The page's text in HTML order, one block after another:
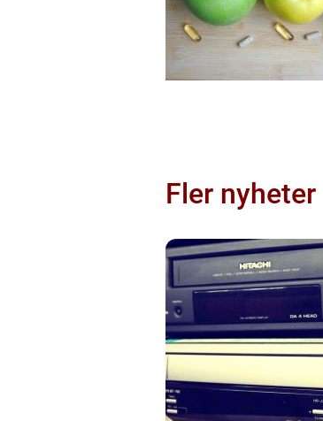
Fler nyheter